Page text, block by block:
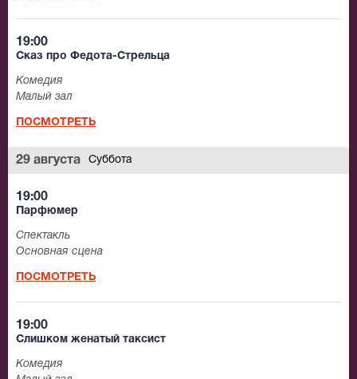
19:00
Сказ про Федота-Стрельца
Комедия
Малый зал
ПОСМОТРЕТЬ
29 августа Суббота
19:00
Парфюмер
Спектакль
Основная сцена
ПОСМОТРЕТЬ
19:00
Слишком женатый таксист
Комедия